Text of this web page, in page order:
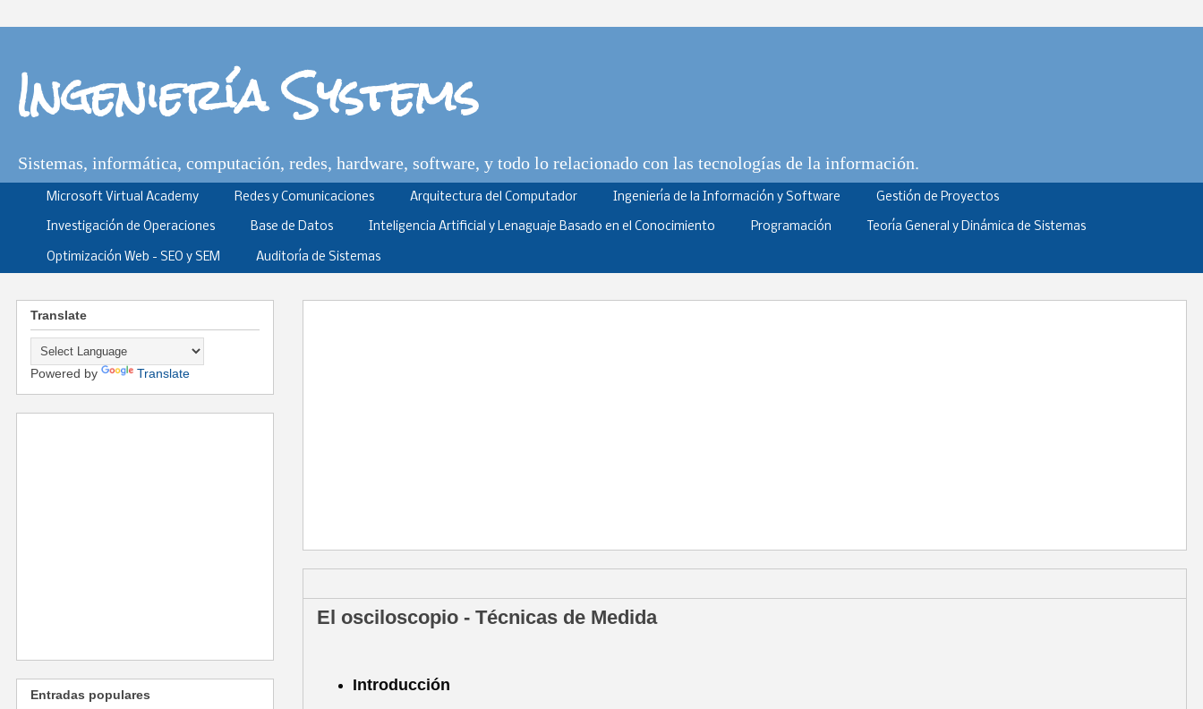
Ingeniería Systems
Sistemas, informática, computación, redes, hardware, software, y todo lo relacionado con las tecnologías de la información.
Microsoft Virtual Academy Redes y Comunicaciones Arquitectura del Computador Ingeniería de la Información y Software Gestión de Proyectos
Investigación de Operaciones Base de Datos Inteligencia Artificial y Lenaguaje Basado en el Conocimiento Programación Teoría General y Dinámica de Sistemas
Optimización Web - SEO y SEM Auditoría de Sistemas
El osciloscopio - Técnicas de Medida
Introducción
Translate
Powered by Translate
Entradas populares